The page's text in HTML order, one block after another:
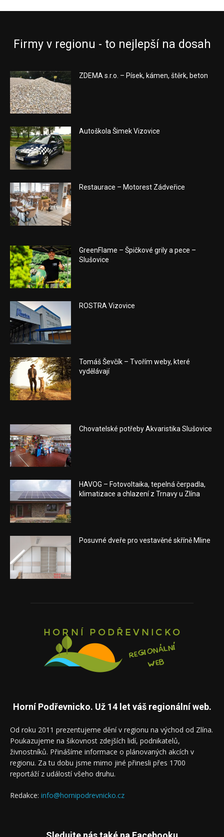
Firmy v regionu - to nejlepší na dosah
ZDEMA s.r.o. – Písek, kámen, štěrk, beton
Autoškola Šimek Vizovice
Restaurace – Motorest Zádveřice
GreenFlame – Špičkové grily a pece –
Slušovice
ROSTRA Vizovice
Tomáš Ševčík – Tvořím weby, které
vydělávají
Chovatelské potřeby Akvaristika Slušovice
HAVOG – Fotovoltaika, tepelná čerpadla,
klimatizace a chlazení z Trnavy u Zlína
Posuvné dveře pro vestavěné skříně Mline
Horní Podřevnicko. Už 14 let váš regionální web.
Od roku 2011 prezentujeme dění v regionu na východ od Zlína.
Poukazujeme na šikovnost zdejších lidí, podnikatelů,
živnostníků. Přinášíme informace o plánovaných akcích v
regionu. Za tu dobu jsme mimo jiné přinesli přes 1700
reportáží z událostí všeho druhu.
Redakce: info@hornipodrevnicko.cz